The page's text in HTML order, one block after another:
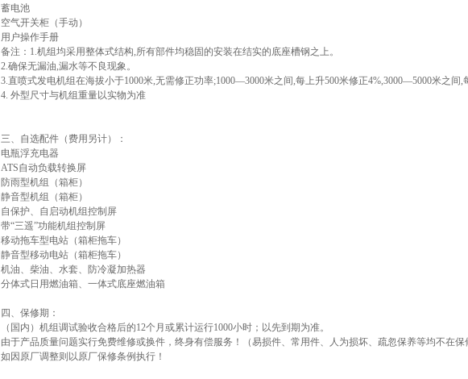
蓄电池
空气开关柜（手动）
用户操作手册
备注：1.机组均采用整体式结构,所有部件均稳固的安装在结实的底座槽钢之上。
2.确保无漏油,漏水等不良现象。
3.直喷式发电机组在海拔小于1000米,无需修正功率;1000—3000米之间,每上升500米修正4%,3000—5000米之间,
4. 外型尺寸与机组重量以实物为准
三、自选配件（费用另计）：
电瓶浮充电器
ATS自动负载转换屏
防雨型机组（箱柜）
静音型机组（箱柜）
自保护、自启动机组控制屏
带“三遥”功能机组控制屏
移动拖车型电站（箱柜拖车）
静音型移动电站（箱柜拖车）
机油、柴油、水套、防冷凝加热器
分体式日用燃油箱、一体式底座燃油箱
四、保修期：
（国内）机组调试验收合格后的12个月或累计运行1000小时；以先到期为准。
由于产品质量问题实行免费维修或换件，终身有偿服务！（易损件、常用件、人为损坏、疏忽保养等均不在保
如因原厂调整则以原厂保修条例执行！